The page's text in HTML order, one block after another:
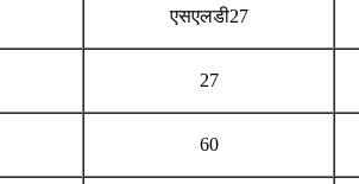
एसएलडी27
27
60